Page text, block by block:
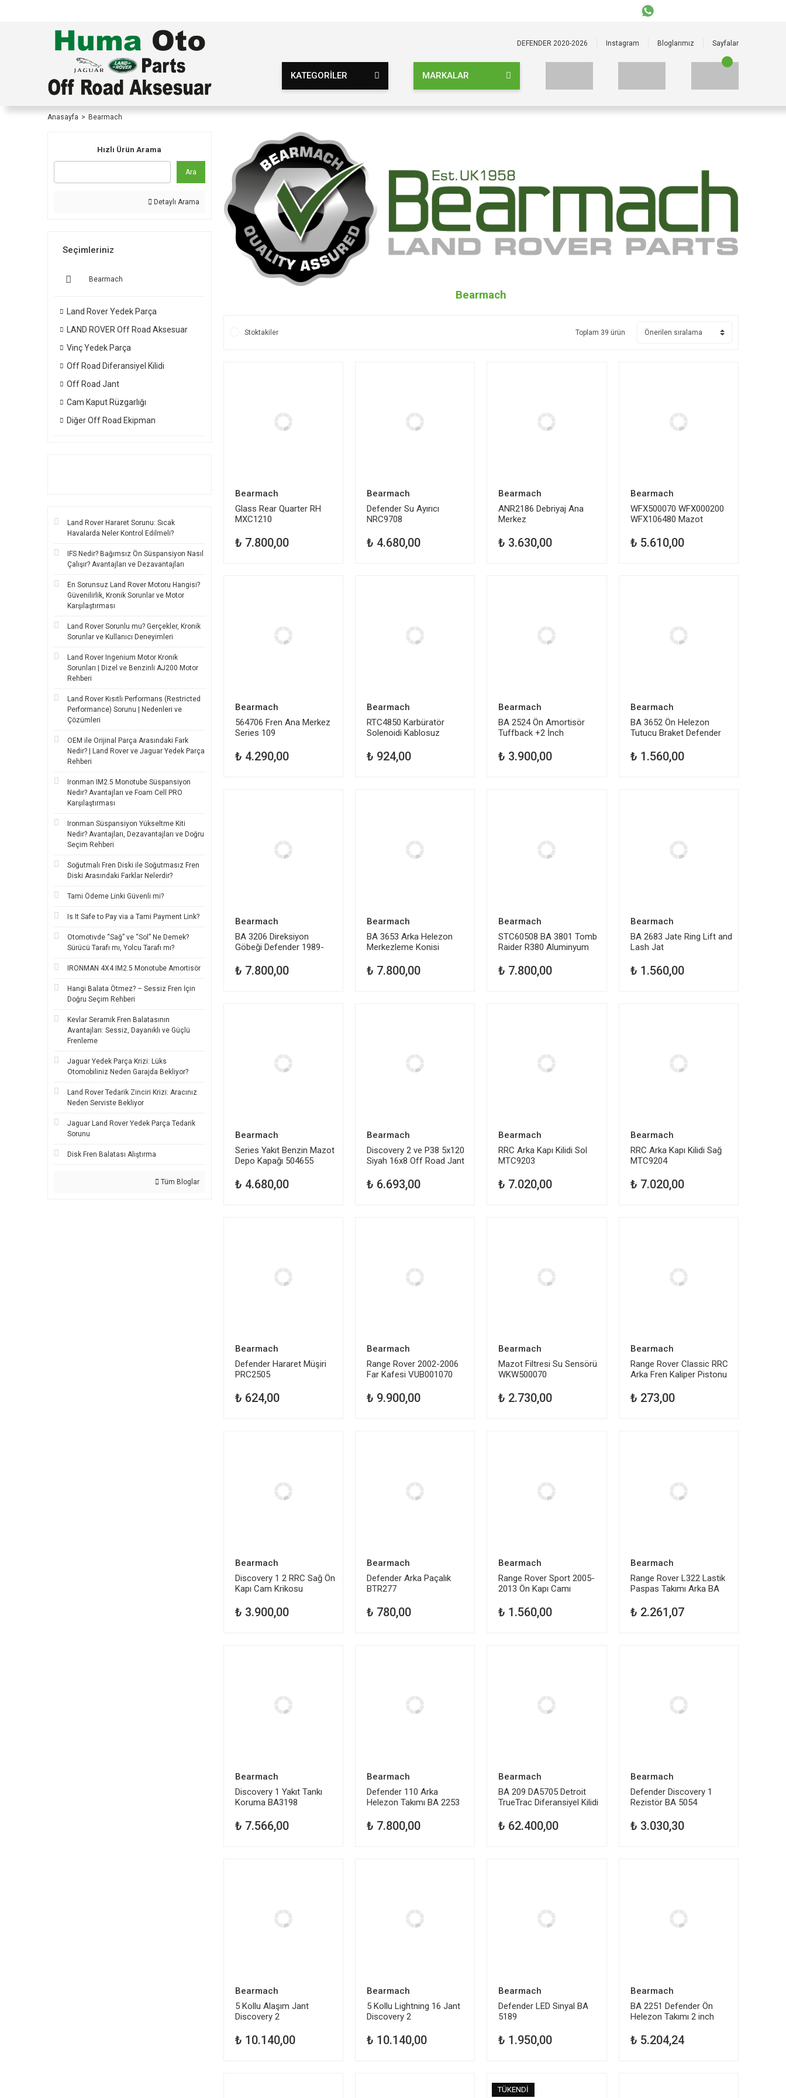
DEFENDER 2020-2026 Instagram Bloglarımız Sayfalar
KATEGORİLER MARKALAR
Anasayfa Bearmach
Hızlı Ürün Arama
Ara
Detaylı Arama
Seçimleriniz
Bearmach
Land Rover Yedek Parça
LAND ROVER Off Road Aksesuar
Vinç Yedek Parça
Off Road Diferansiyel Kilidi
Off Road Jant
Cam Kaput Rüzgarlığı
Diğer Off Road Ekipman
Land Rover Hararet Sorunu: Sıcak
Havalarda Neler Kontrol Edilmeli?
IFS Nedir? Bağımsız Ön Süspansiyon Nasıl
Çalışır? Avantajları ve Dezavantajları
En Sorunsuz Land Rover Motoru Hangisi?
Güvenilirlik, Kronik Sorunlar ve Motor
Karşılaştırması
Land Rover Sorunlu mu? Gerçekler, Kronik
Sorunlar ve Kullanıcı Deneyimleri
Land Rover Ingenium Motor Kronik
Sorunları | Dizel ve Benzinli AJ200 Motor
Rehberi
Land Rover Kısıtlı Performans (Restricted
Performance) Sorunu | Nedenleri ve
Çözümleri
OEM ile Orijinal Parça Arasındaki Fark
Nedir? | Land Rover ve Jaguar Yedek Parça
Rehberi
Ironman IM2.5 Monotube Süspansiyon
Nedir? Avantajları ve Foam Cell PRO
Karşılaştırması
Ironman Süspansiyon Yükseltme Kiti
Nedir? Avantajları, Dezavantajları ve Doğru
Seçim Rehberi
Soğutmalı Fren Diski ile Soğutmasız Fren
Diski Arasındaki Farklar Nelerdir?
Tami Ödeme Linki Güvenli mi?
Is It Safe to Pay via a Tami Payment Link?
Otomotivde “Sağ” ve “Sol” Ne Demek?
Sürücü Tarafı mı, Yolcu Tarafı mı?
IRONMAN 4X4 IM2.5 Monotube Amortisör
Hangi Balata Ötmez? – Sessiz Fren İçin
Doğru Seçim Rehberi
Kevlar Seramik Fren Balatasının
Avantajları: Sessiz, Dayanıklı ve Güçlü
Frenleme
Jaguar Yedek Parça Krizi: Lüks
Otomobiliniz Neden Garajda Bekliyor?
Land Rover Tedarik Zinciri Krizi: Aracınız
Neden Serviste Bekliyor
Jaguar Land Rover Yedek Parça Tedarik
Sorunu
Disk Fren Balatası Alıştırma
Tüm Bloglar
Bearmach
Stoktakiler Toplam 39 ürün
Bearmach
Glass Rear Quarter RH
MXC1210
₺ 7.800,00
Bearmach
Defender Su Ayırıcı
NRC9708
₺ 4.680,00
Bearmach
ANR2186 Debriyaj Ana
Merkez
₺ 3.630,00
Bearmach
WFX500070 WFX000200
WFX106480 Mazot
₺ 5.610,00
Bearmach
564706 Fren Ana Merkez
Series 109
₺ 4.290,00
Bearmach
RTC4850 Karbüratör
Solenoidi Kablosuz
₺ 924,00
Bearmach
BA 2524 Ön Amortisör
Tuffback +2 İnch
₺ 3.900,00
Bearmach
BA 3652 Ön Helezon
Tutucu Braket Defender
₺ 1.560,00
Bearmach
BA 3206 Direksiyon
Göbeği Defender 1989-
₺ 7.800,00
Bearmach
BA 3653 Arka Helezon
Merkezleme Konisi
₺ 7.800,00
Bearmach
STC60508 BA 3801 Tomb
Raider R380 Aluminyum
₺ 7.800,00
Bearmach
BA 2683 Jate Ring Lift and
Lash Jat
₺ 1.560,00
Bearmach
Series Yakıt Benzin Mazot
Depo Kapağı 504655
₺ 4.680,00
Bearmach
Discovery 2 ve P38 5x120
Siyah 16x8 Off Road Jant
₺ 6.693,00
Bearmach
RRC Arka Kapı Kilidi Sol
MTC9203
₺ 7.020,00
Bearmach
RRC Arka Kapı Kilidi Sağ
MTC9204
₺ 7.020,00
Bearmach
Defender Hararet Müşiri
PRC2505
₺ 624,00
Bearmach
Range Rover 2002-2006
Far Kafesi VUB001070
₺ 9.900,00
Bearmach
Mazot Filtresi Su Sensörü
WKW500070
₺ 2.730,00
Bearmach
Range Rover Classic RRC
Arka Fren Kaliper Pistonu
₺ 273,00
Bearmach
Discovery 1 2 RRC Sağ Ön
Kapı Cam Krikosu
₺ 3.900,00
Bearmach
Defender Arka Paçalık
BTR277
₺ 780,00
Bearmach
Range Rover Sport 2005-
2013 Ön Kapı Camı
₺ 1.560,00
Bearmach
Range Rover L322 Lastik
Paspas Takımı Arka BA
₺ 2.261,07
Bearmach
Discovery 1 Yakıt Tankı
Koruma BA3198
₺ 7.566,00
Bearmach
Defender 110 Arka
Helezon Takımı BA 2253
₺ 7.800,00
Bearmach
BA 209 DA5705 Detroit
TrueTrac Diferansiyel Kilidi
₺ 62.400,00
Bearmach
Defender Discovery 1
Rezistör BA 5054
₺ 3.030,30
Bearmach
5 Kollu Alaşım Jant
Discovery 2
₺ 10.140,00
Bearmach
5 Kollu Lightning 16 Jant
Discovery 2
₺ 10.140,00
Bearmach
Defender LED Sinyal BA
5189
₺ 1.950,00
Bearmach
BA 2251 Defender Ön
Helezon Takımı 2 inch
₺ 5.204,24
TÜKENDİ